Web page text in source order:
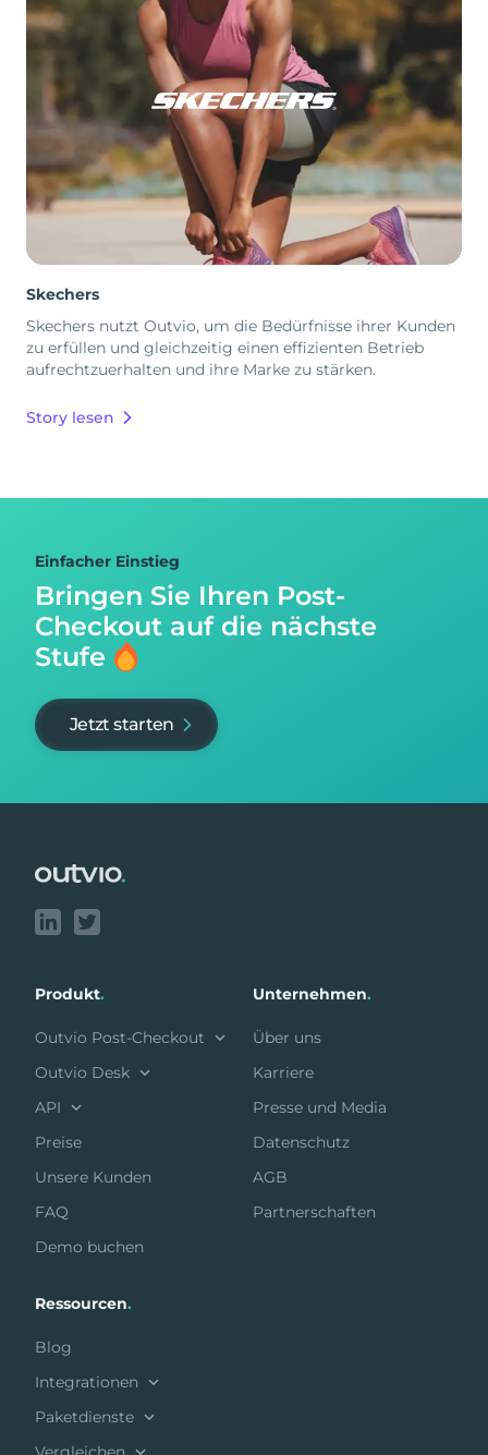
Skechers
Skechers nutzt Outvio, um die Bedürfnisse ihrer Kunden
zu erfüllen und gleichzeitig einen effizienten Betrieb
aufrechtzuerhalten und ihre Marke zu stärken.
Story lesen
Einfacher Einstieg
Bringen Sie Ihren Post-
Checkout auf die nächste
Stufe
Jetzt starten
Produkt.
Outvio Post-Checkout
Outvio Desk
API
Preise
Unsere Kunden
FAQ
Demo buchen
Unternehmen.
Über uns
Karriere
Presse und Media
Datenschutz
AGB
Partnerschaften
Ressourcen.
Blog
Integrationen
Paketdienste